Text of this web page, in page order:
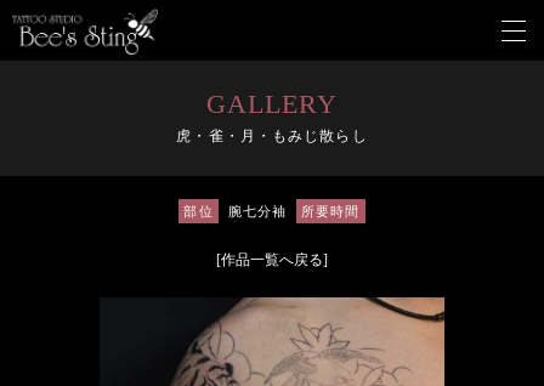
メ
ニ
GALLERY
虎・雀・月・もみじ散らし
部位 腕七分袖 所要時間